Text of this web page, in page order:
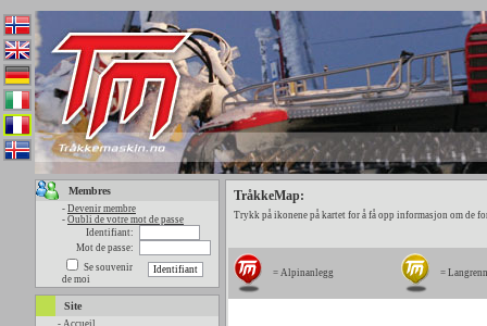
Membres
- Devenir membre
- Oubli de votre mot de passe
Identifiant:
Mot de passe:
Se souvenir
de moi
Site
- Accueil
TråkkeMap:
Trykk på ikonene på kartet for å få opp informasjon om de
= Alpinanlegg =